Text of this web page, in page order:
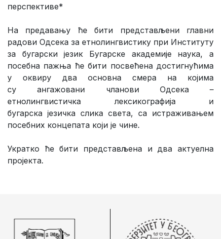
перспективе*
На предавању ће бити представљени главни
радови Одсека за етнолингвистику при Институту
за бугарски језик Бугарске академије наука, а
посебна пажња ће бити посвећена достигнућима
у оквиру два основна смера на којима
су ангажовани чланови Одсека –
етнолингвистичка лексикографија и
бугарска језичка слика света, са истраживањем
посебних концепата који је чине.
Укратко ће бити представљена и два актуелна
пројекта.